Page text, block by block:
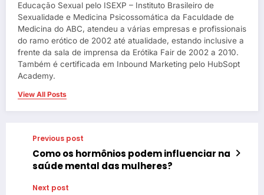
Educação Sexual pelo ISEXP – Instituto Brasileiro de
Sexualidade e Medicina Psicossomática da Faculdade de
Medicina do ABC, atendeu a várias empresas e profissionais
do ramo erótico de 2002 até atualidade, estando inclusive a
frente da sala de imprensa da Erótika Fair de 2002 a 2010.
Também é certificada em Inbound Marketing pelo HubSopt
Academy.
View All Posts
Previous post
Como os hormônios podem influenciar na
saúde mental das mulheres?
Next post